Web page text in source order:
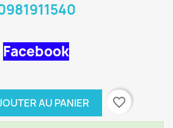
Facebook
AU PANIER favorite_border